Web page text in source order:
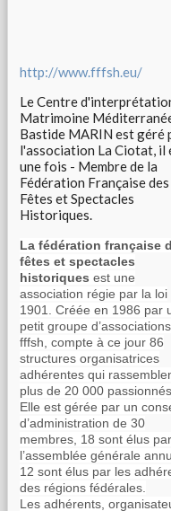
http://www.fffsh.eu/
Le Centre
Matrimoine
Bastide MARIN est géré
l'association La Ciotat, il
une fois - Membre de la
Fédération Française des
Fêtes et Spectacles
Historiques.
La fédération française
fêtes et spectacles
historiques est une
association régie par la loi
1901. Créée en 1986 par
petit groupe
fffsh, compte à ce jour 86
structures organisatrices
adhérentes qui
plus de 20 000 passionnés.
Elle est gérée par un
d’administration de 30
membres, 18 sont élus par
l’assemblée générale
12 sont élus par les
des régions fédérales.
Les adhérents,